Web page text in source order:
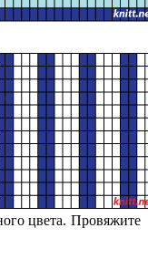
цвета. Провяжите